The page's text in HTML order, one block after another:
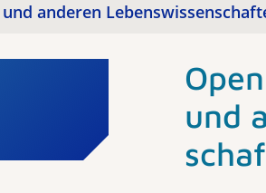
anderen
und